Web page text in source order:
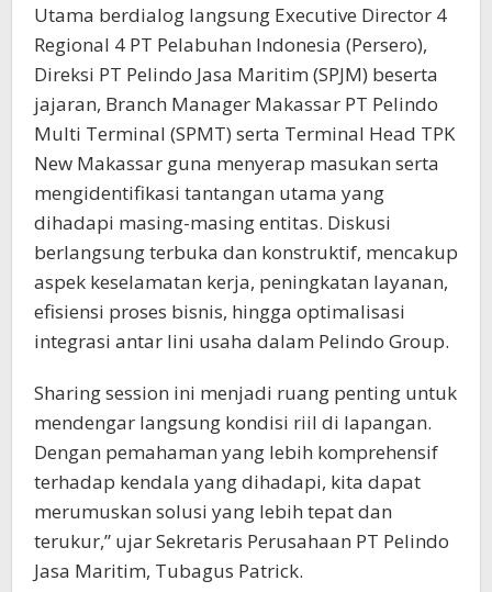
Utama berdialog langsung Executive Director 4
Regional 4 PT Pelabuhan Indonesia (Persero),
Direksi PT Pelindo Jasa Maritim (SPJM) beserta
jajaran, Branch Manager Makassar PT Pelindo
Multi Terminal (SPMT) serta Terminal Head TPK
New Makassar guna menyerap masukan serta
mengidentifikasi tantangan utama yang
dihadapi masing-masing entitas. Diskusi
berlangsung terbuka dan konstruktif, mencakup
aspek keselamatan kerja, peningkatan layanan,
efisiensi proses bisnis, hingga optimalisasi
integrasi antar lini usaha dalam Pelindo Group.
Sharing session ini menjadi ruang penting untuk
mendengar langsung kondisi riil di lapangan.
Dengan pemahaman yang lebih komprehensif
terhadap kendala yang dihadapi, kita dapat
merumuskan solusi yang lebih tepat dan
terukur,” ujar Sekretaris Perusahaan PT Pelindo
Jasa Maritim, Tubagus Patrick.